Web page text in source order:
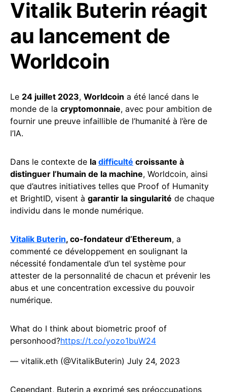
Vitalik Buterin réagit
au lancement de
Worldcoin
Le 24 juillet 2023, Worldcoin a été lancé dans le
monde de la cryptomonnaie, avec pour ambition de
fournir une preuve infaillible de l’humanité à l’ère de
l’IA.
Dans le contexte de la difficulté croissante à
distinguer l’humain de la machine, Worldcoin, ainsi
que d’autres initiatives telles que Proof of Humanity
et BrightID, visent à garantir la singularité de chaque
individu dans le monde numérique.
Vitalik Buterin, co-fondateur d’Ethereum, a
commenté ce développement en soulignant la
nécessité fondamentale d’un tel système pour
attester de la personnalité de chacun et prévenir les
abus et une concentration excessive du pouvoir
numérique.
What do I think about biometric proof of
personhood?https://t.co/yozo1buW24
— vitalik.eth (@VitalikButerin) July 24, 2023
Cependant, Buterin a exprimé ses préoccupations